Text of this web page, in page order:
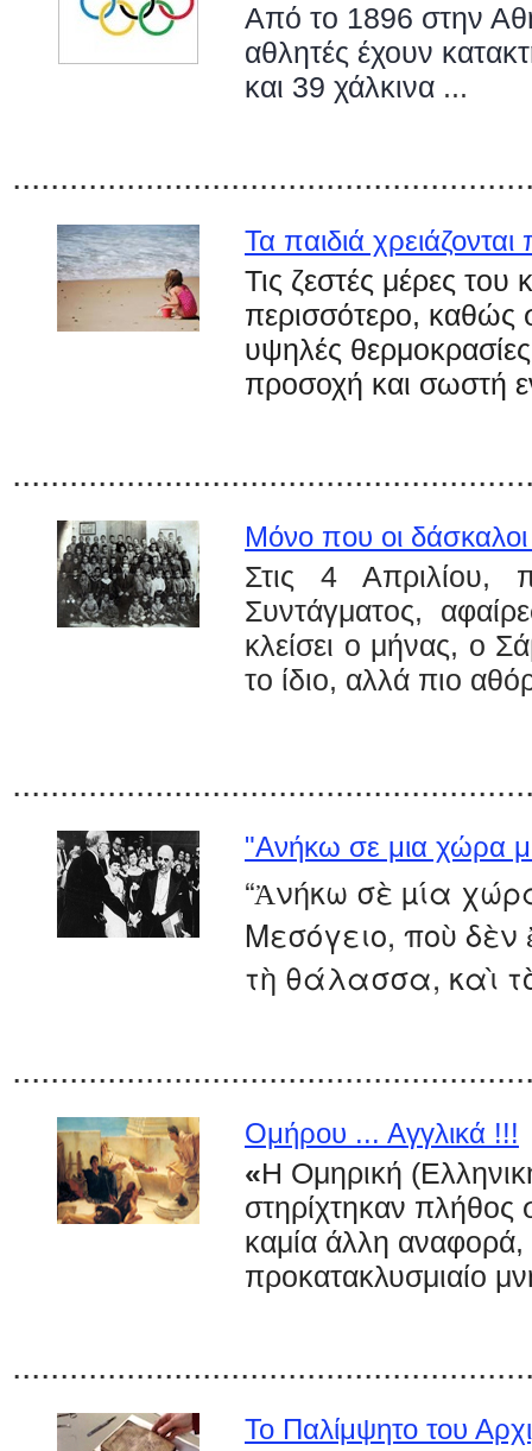
Από το 1896 στην
αθλητές έχουν
και 39 χάλκινα ...
Τα παιδιά
Τις ζεστές μέρες
περισσότερο, καθώς
υψηλές
προσοχή και σωστή
Μόνο που οι
Στις 4 Απριλίου,
Συντάγματος,
κλείσει ο μήνας, ο
το ίδιο, αλλά πιο
"Ανήκω σε μια χώρα
“Ἀνήκω σὲ µία
Μεσόγειο, ποὺ
τὴ θάλασσα, καὶ
Ομήρου ... Αγγλικά !!!
«Η Ομηρική
στηρίχτηκαν
καμία άλλη αναφορά,
προκατακλυσμιαίο
Το Παλίμψητο του